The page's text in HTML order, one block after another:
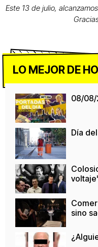
Este 13 de julio,
LO MEJOR DE
08/08/
Día
sino